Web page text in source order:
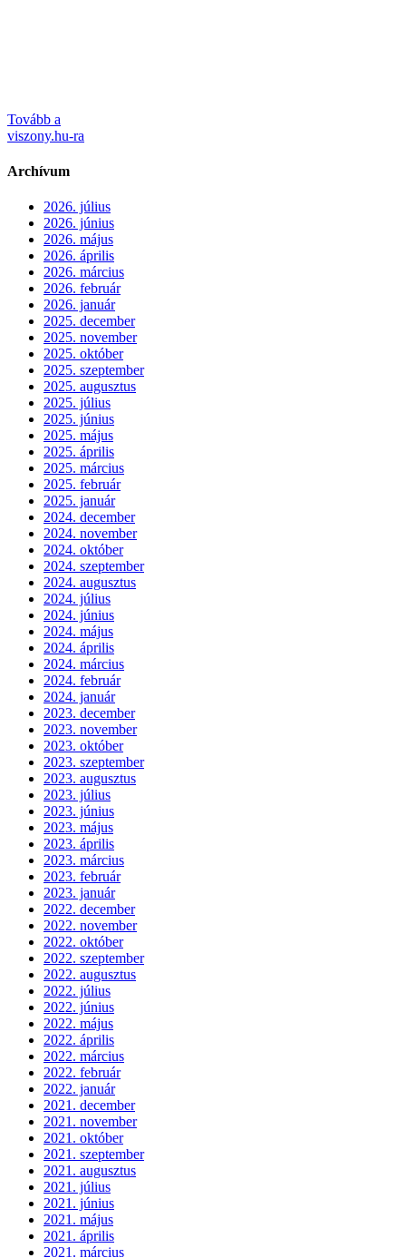
Tovább a
viszony.hu-ra
Archívum
2026. július
2026. június
2026. május
2026. április
2026. március
2026. február
2026. január
2025. december
2025. november
2025. október
2025. szeptember
2025. augusztus
2025. július
2025. június
2025. május
2025. április
2025. március
2025. február
2025. január
2024. december
2024. november
2024. október
2024. szeptember
2024. augusztus
2024. július
2024. június
2024. május
2024. április
2024. március
2024. február
2024. január
2023. december
2023. november
2023. október
2023. szeptember
2023. augusztus
2023. július
2023. június
2023. május
2023. április
2023. március
2023. február
2023. január
2022. december
2022. november
2022. október
2022. szeptember
2022. augusztus
2022. július
2022. június
2022. május
2022. április
2022. március
2022. február
2022. január
2021. december
2021. november
2021. október
2021. szeptember
2021. augusztus
2021. július
2021. június
2021. május
2021. április
2021. március